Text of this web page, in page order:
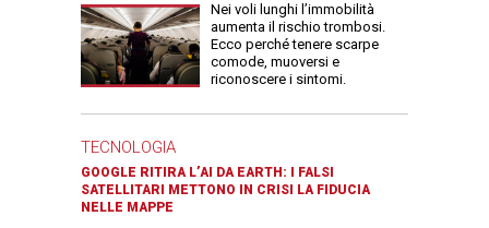
Nei voli lunghi l’immobilità
aumenta il rischio trombosi.
Ecco perché tenere scarpe
comode, muoversi e
riconoscere i sintomi.
TECNOLOGIA
GOOGLE RITIRA L’AI DA EARTH: I FALSI
SATELLITARI METTONO IN CRISI LA FIDUCIA
NELLE MAPPE